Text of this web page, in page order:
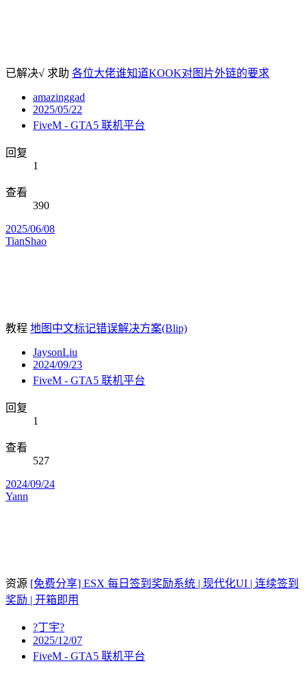
已解决√ 求助 各位大佬谁知道KOOK对图片外链的要求
amazinggad
2025/05/22
FiveM - GTA5 联机平台
回复
1
查看
390
2025/06/08
TianShao
教程 地图中文标记错误解决方案(Blip)
JaysonLiu
2024/09/23
FiveM - GTA5 联机平台
回复
1
查看
527
2024/09/24
Yann
资源 [免费分享] ESX 每日签到奖励系统 | 现代化UI | 连续签到
奖励 | 开箱即用
?丁宇?
2025/12/07
FiveM - GTA5 联机平台